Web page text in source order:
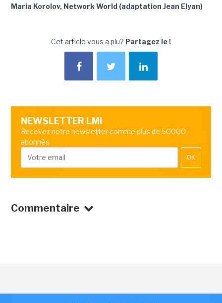
Maria Korolov, Network World (adaptation Jean Elyan)
Cet article vous a plu? Partagez le !
NEWSLETTER LMI
Recevez notre newsletter comme plus de 50000
abonnés
OK
Commentaire